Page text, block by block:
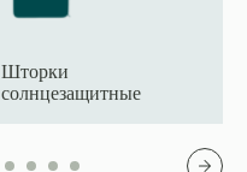
Шторки
солнцезащитные